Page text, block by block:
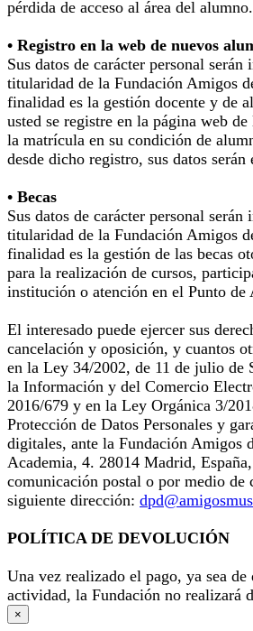
pérdida de acceso al área del alumno.
• Registro en la web de nuevos
Sus datos de carácter personal
titularidad de la Fundación Amigos
finalidad es la gestión docente y de
usted se registre en la página web
la matrícula en su condición de
desde dicho registro, sus datos serán
• Becas
Sus datos de carácter personal
titularidad de la Fundación Amigos
finalidad es la gestión de las becas
para la realización de cursos,
institución o atención en el Punto de
El interesado puede ejercer sus
cancelación y oposición, y cuantos
en la Ley 34/2002, de 11 de julio de
la Información y del Comercio
2016/679 y en la Ley Orgánica 3/
Protección de Datos Personales y
digitales, ante la Fundación Amigos
Academia, 4. 28014 Madrid,
comunicación postal o por medio de
siguiente dirección:
POLÍTICA DE DEVOLUCIÓN
Una vez realizado el pago, ya sea
actividad, la Fundación no realizará
×